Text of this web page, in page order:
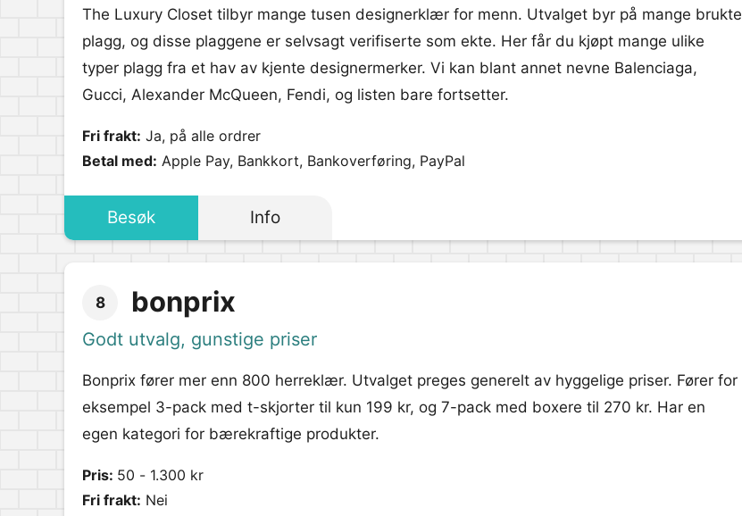
The Luxury Closet tilbyr mange tusen designerklær for menn. Utvalget byr på mange brukte
plagg, og disse plaggene er selvsagt verifiserte som ekte. Her får du kjøpt mange ulike
typer plagg fra et hav av kjente designermerker. Vi kan blant annet nevne Balenciaga,
Gucci, Alexander McQueen, Fendi, og listen bare fortsetter.
Fri frakt: Ja, på alle ordrer
Betal med: Apple Pay, Bankkort, Bankoverføring, PayPal
Besøk Info
8 bonprix
Godt utvalg, gunstige priser
Bonprix fører mer enn 800 herreklær. Utvalget preges generelt av hyggelige priser. Fører for
eksempel 3-pack med t-skjorter til kun 199 kr, og 7-pack med boxere til 270 kr. Har en
egen kategori for bærekraftige produkter.
Pris: 50 - 1.300 kr
Fri frakt: Nei